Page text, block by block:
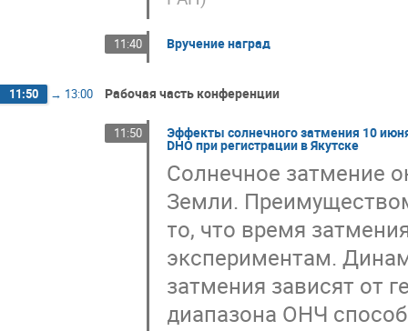
11:40 Вручение наград
11:50 → 13:00 Рабочая часть конференции
11:50 Эффекты солнечного затмения 10
DHO при регистрации в Якутске
Солнечное затмение
Земли.
то, что время
экспериментам.
затмения зависят от
диапазона ОНЧ